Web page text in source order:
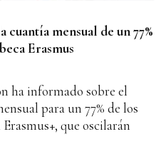
mensual de un 77%
Erasmus
ha informado sobre el
para un 77% de los
que oscilarán